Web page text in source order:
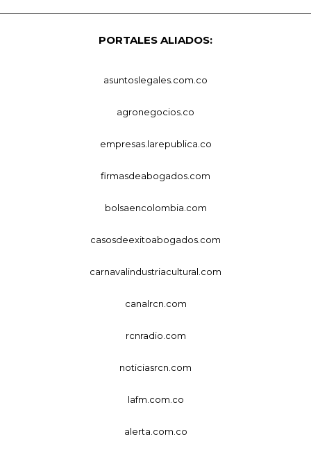
PORTALES ALIADOS:
asuntoslegales.com.co
agronegocios.co
empresas.larepublica.co
firmasdeabogados.com
bolsaencolombia.com
casosdeexitoabogados.com
carnavalindustriacultural.com
canalrcn.com
rcnradio.com
noticiasrcn.com
lafm.com.co
alerta.com.co